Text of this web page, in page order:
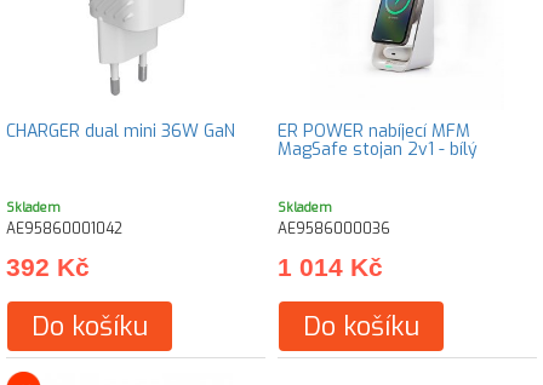
CHARGER dual mini 36W GaN
Skladem
AE95860001042
392 Kč
Do košíku
ER POWER nabíjecí MFM
MagSafe stojan 2v1 - bílý
Skladem
AE9586000036
1 014 Kč
Do košíku